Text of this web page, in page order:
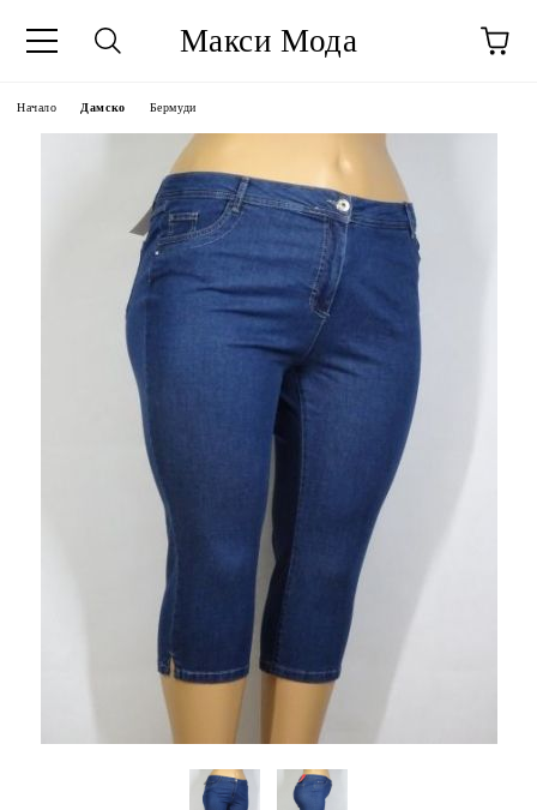
Макси Мода
Начало Дамско Бермуди